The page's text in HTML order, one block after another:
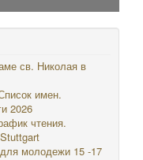
св. Николая в
имен.
2026
чтения.
молодежи 15 -17